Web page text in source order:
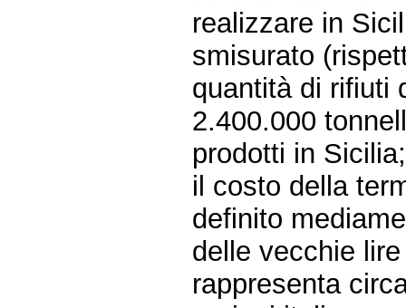
realizzare in
smisurato
quantità di rifiuti
2.400.000
prodotti in Sicilia;
il costo della
definito
delle vecchie
rappresenta